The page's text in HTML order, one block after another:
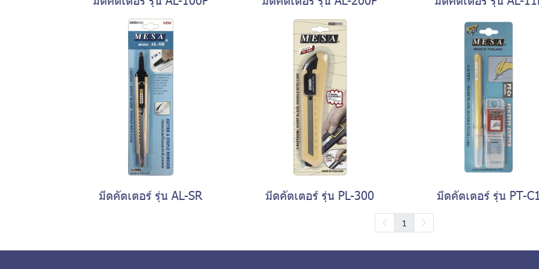
มีดคัตเตอร์ รุ่น AL-SR มีดคัตเตอร์ รุ่น PL-300 มีดคัตเตอร์ รุ่น PT-
1